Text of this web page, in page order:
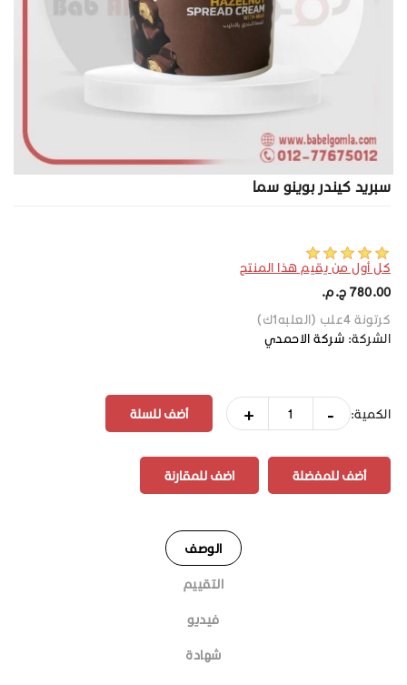
سبريد كيندر بوينو سما
كل أول من يقيم هذا المنتج
780.00 ج.م.‏
كرتونة 4علب (العلبه1ك)
الشركة: شركة الاحمدي
الكمية: -
+
أضف للمفضلة اضف للمقارنة
الوصف
التقييم
فيديو
شهادة